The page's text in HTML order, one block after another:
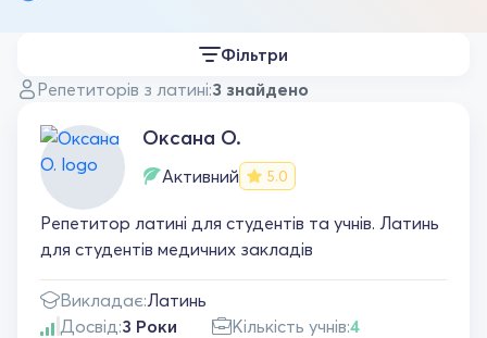
Репетиторів з латині:3 знайдено
Фільтри
Оксана О.
Активний 5.0
Репетитор латині для студентів та учнів. Латинь
для студентів медичних закладів
Викладає:Латинь
Досвід:3 Роки Кількість учнів:4